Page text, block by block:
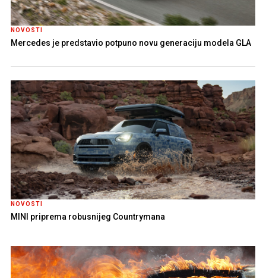
NOVOSTI
Mercedes je predstavio potpuno novu generaciju modela GLA
NOVOSTI
MINI priprema robusnijeg Countrymana